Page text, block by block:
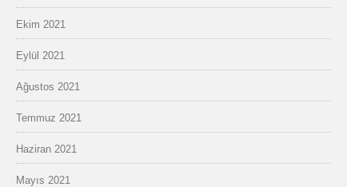
Ekim 2021
Eylül 2021
Ağustos 2021
Temmuz 2021
Haziran 2021
Mayıs 2021